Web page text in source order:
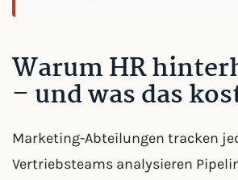
Warum HR
– und was das
Marketing-Abteilungen tracken
Vertriebsteams analysieren